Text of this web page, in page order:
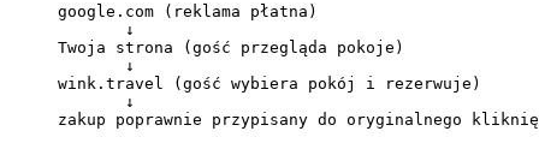
google.com (reklama płatna)
↓
Twoja strona (gość przegląda pokoje)
↓
wink.travel (gość wybiera pokój i rezerwuje)
↓
zakup poprawnie przypisany do oryginalnego